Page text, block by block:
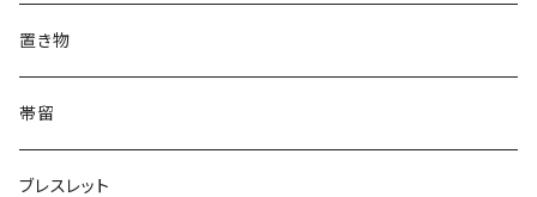
Square
てんとう虫
pattern
Square
Bubble
鳥
うさぎ
パンダ
鏡
Pattern
マーメイド
Pattern
house
bag
Food
Pattern
ガラス
てんとう虫
animal
lip
置き物
帯留
ブレスレット